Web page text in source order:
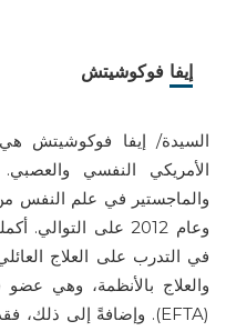
إيفا فوكوشیتش
السيدة/ إيفا فوكوشیتش
الأمريكي النفسي
وعام 2012 على
في التدرب على العلاج
والعلاج بالأنظمة، وهي عضو